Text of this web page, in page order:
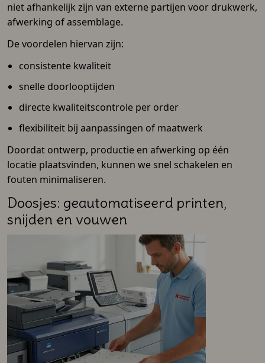
niet afhankelijk zijn van externe partijen voor drukwerk,
afwerking of assemblage.
De voordelen hiervan zijn:
consistente kwaliteit
snelle doorlooptijden
directe kwaliteitscontrole per order
flexibiliteit bij aanpassingen of maatwerk
Doordat ontwerp, productie en afwerking op één
locatie plaatsvinden, kunnen we snel schakelen en
fouten minimaliseren.
Doosjes: geautomatiseerd printen,
snijden en vouwen